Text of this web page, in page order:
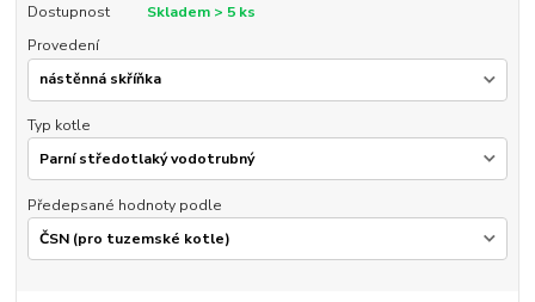
Dostupnost
Skladem > 5 ks
Provedení
Typ kotle
Předepsané hodnoty podle